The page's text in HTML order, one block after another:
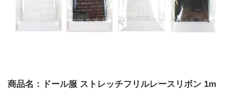
商品名：ドール服 ストレッチフリルレースリボン 1m